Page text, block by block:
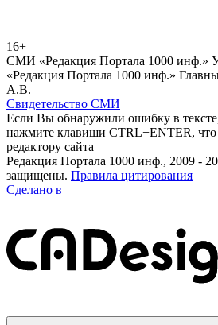
16+
СМИ «Редакция Портала 1000 инф.»
«Редакция Портала 1000 инф.»
А.В.
Свидетельство СМИ
Если Вы обнаружили ошибку в
нажмите клавиши CTRL+ENTER,
редактору сайта
Редакция Портала 1000 инф., 2009 -
защищены. Правила цитирования
Сделано в